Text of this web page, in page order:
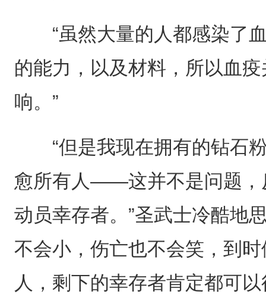
“虽然大量的人都感染了血
的能力，以及材料，所以血
响。”
“但是我现在拥有的钻石粉
愈所有人——这并不是问题，
动员幸存者。”圣武士冷酷地
不会小，伤亡也不会笑，到
人，剩下的幸存者肯定都可以